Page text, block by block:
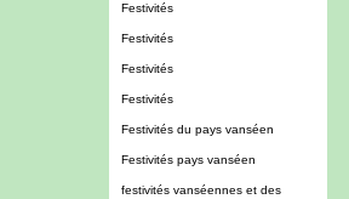
Festivités
Festivités
Festivités
Festivités
Festivités du pays vanséen
Festivités pays vanséen
festivités vanséennes et des